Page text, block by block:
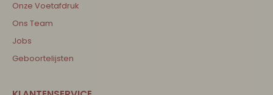
Onze Voetafdruk
Ons Team
Jobs
Geboortelijsten